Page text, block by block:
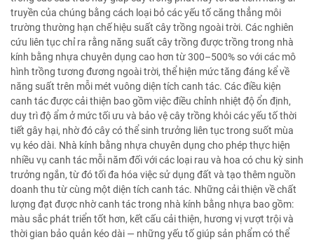
truyền của chúng bằng cách loại bỏ các yếu tố căng thẳng môi
trường thường hạn chế hiệu suất cây trồng ngoài trời. Các nghiên
cứu liên tục chỉ ra rằng năng suất cây trồng được trồng trong nhà
kính bằng nhựa chuyên dụng cao hơn từ 300–500% so với các mô
hình trồng tương đương ngoài trời, thể hiện mức tăng đáng kể về
năng suất trên mỗi mét vuông diện tích canh tác. Các điều kiện
canh tác được cải thiện bao gồm việc điều chỉnh nhiệt độ ổn định,
duy trì độ ẩm ở mức tối ưu và bảo vệ cây trồng khỏi các yếu tố thời
tiết gây hại, nhờ đó cây có thể sinh trưởng liên tục trong suốt mùa
vụ kéo dài. Nhà kính bằng nhựa chuyên dụng cho phép thực hiện
nhiều vụ canh tác mỗi năm đối với các loại rau và hoa có chu kỳ sinh
trưởng ngắn, từ đó tối đa hóa việc sử dụng đất và tạo thêm nguồn
doanh thu từ cùng một diện tích canh tác. Những cải thiện về chất
lượng đạt được nhờ canh tác trong nhà kính bằng nhựa bao gồm:
màu sắc phát triển tốt hơn, kết cấu cải thiện, hương vị vượt trội và
thời gian bảo quản kéo dài — những yếu tố giúp sản phẩm có thể